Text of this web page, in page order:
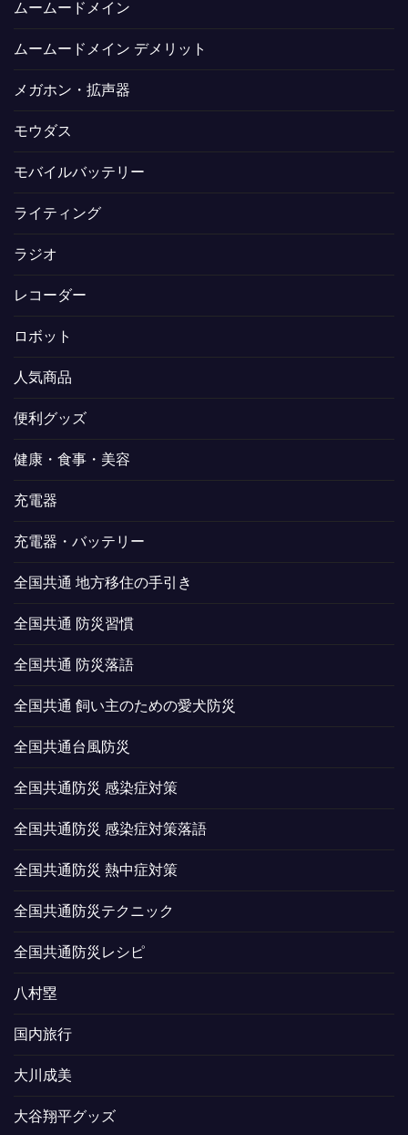
ムームードメイン
ムームードメイン デメリット
メガホン・拡声器
モウダス
モバイルバッテリー
ライティング
ラジオ
レコーダー
ロボット
人気商品
便利グッズ
健康・食事・美容
充電器
充電器・バッテリー
全国共通 地方移住の手引き
全国共通 防災習慣
全国共通 防災落語
全国共通 飼い主のための愛犬防災
全国共通台風防災
全国共通防災 感染症対策
全国共通防災 感染症対策落語
全国共通防災 熱中症対策
全国共通防災テクニック
全国共通防災レシピ
八村塁
国内旅行
大川成美
大谷翔平グッズ